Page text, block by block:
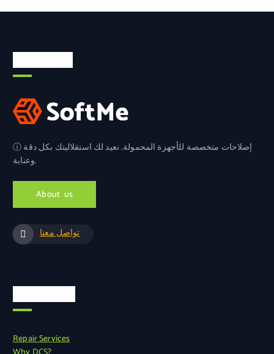
ⓘ إصلاحات متخصصة للأجهزة المحمولة. نعيد لك استقلاليتك بكل دقة
وعناية.
About us
تواصل معنا
Repair Services